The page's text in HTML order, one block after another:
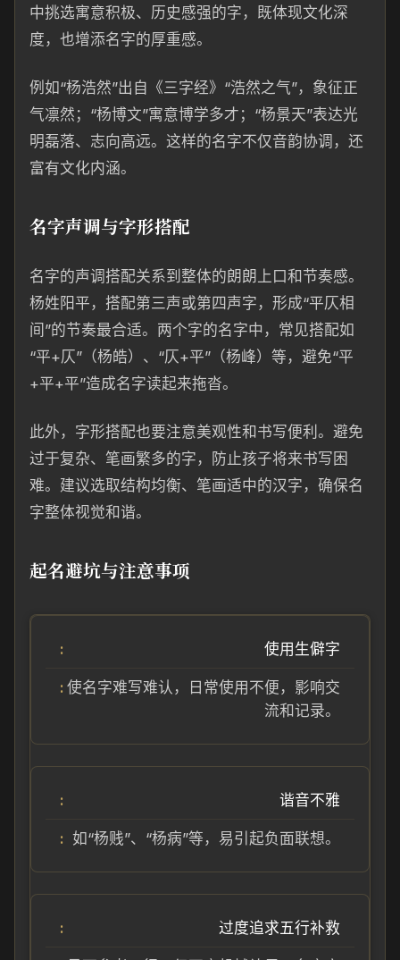
中挑选寓意积极、历史感强的字，既体现文化深
度，也增添名字的厚重感。
例如“杨浩然”出自《三字经》“浩然之气”，象征正
气凛然；“杨博文”寓意博学多才；“杨景天”表达光
明磊落、志向高远。这样的名字不仅音韵协调，还
富有文化内涵。
名字声调与字形搭配
名字的声调搭配关系到整体的朗朗上口和节奏感。
杨姓阳平，搭配第三声或第四声字，形成“平仄相
间”的节奏最合适。两个字的名字中，常见搭配如
“平+仄”（杨皓）、“仄+平”（杨峰）等，避免“平
+平+平”造成名字读起来拖沓。
此外，字形搭配也要注意美观性和书写便利。避免
过于复杂、笔画繁多的字，防止孩子将来书写困
难。建议选取结构均衡、笔画适中的汉字，确保名
字整体视觉和谐。
起名避坑与注意事项
使用生僻字
使名字难写难认，日常使用不便，影响交
流和记录。
谐音不雅
如“杨贱”、“杨病”等，易引起负面联想。
过度追求五行补救